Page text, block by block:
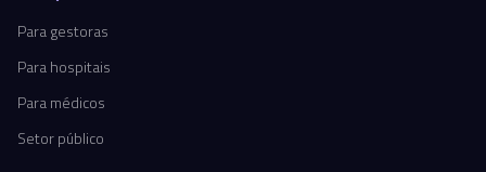
Para gestoras
Para hospitais
Para médicos
Setor público